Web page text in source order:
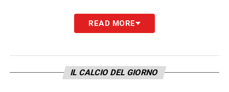
READ MORE
IL CALCIO DEL GIORNO